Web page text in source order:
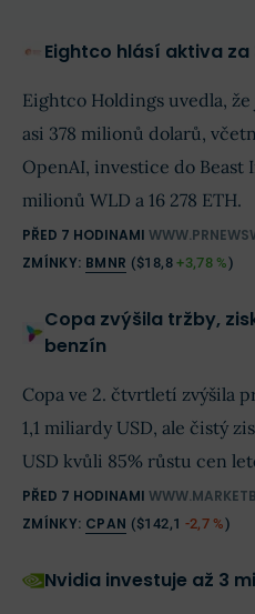
Eightco hlásí aktiva
Eightco Holdings uvedla,
asi 378 milionů dolarů,
OpenAI, investice do Beast
milionů WLD a 16 278 ETH.
PŘED 7 HODINAMI
ZMÍNKY: BMNR ($18,8 +3,78 %)
Copa zvýšila tržby,
benzín
Copa ve 2. čtvrtletí zvýšila
1,1 miliardy USD, ale čistý
USD kvůli 85% růstu cen
PŘED 7 HODINAMI
ZMÍNKY: CPAN ($142,1 -2,7 %)
Nvidia investuje až 3